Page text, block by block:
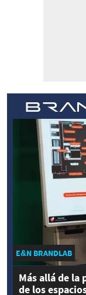
E&N BRANDLAB
Más allá de la
de los